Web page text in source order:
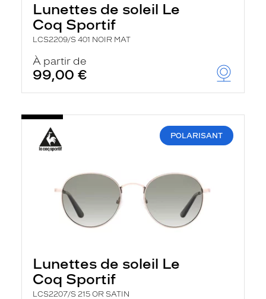
Lunettes de soleil Le
Coq Sportif
LCS2209/S 401 NOIR MAT
À partir de
99,00 €
POLARISANT
Lunettes de soleil Le
Coq Sportif
LCS2207/S 215 OR SATIN